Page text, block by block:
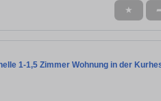
★
1-1,5 Zimmer Wohnung in der